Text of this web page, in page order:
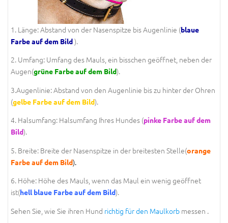
1. Länge: Abstand von der Nasenspitze bis Augenlinie (blaue
Farbe auf dem Bild).
2. Umfang: Umfang des Mauls, ein bisschen geöffnet, neben der
Augen(grüne Farbe auf dem Bild).
3.Augenlinie: Abstand von den Augenlinie bis zu hinter der Ohren
(gelbe Farbe auf dem Bild).
4. Halsumfang: Halsumfang Ihres Hundes (pinke Farbe auf dem
Bild).
5. Breite: Breite der Nasenspitze in der breitesten Stelle(orange
Farbe auf dem Bild).
6. Höhe: Höhe des Mauls, wenn das Maul ein wenig geöffnet
ist(hell blaue Farbe auf dem Bild).
Sehen Sie, wie Sie ihren Hund richtig für den Maulkorb messen .